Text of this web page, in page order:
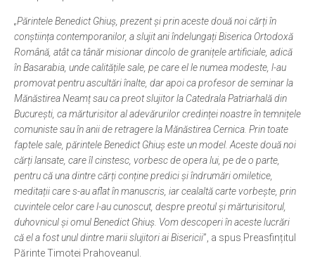
„Părintele Benedict Ghiuș, prezent și prin aceste două noi cărți în
conștiința contemporanilor, a slujit ani îndelungați Biserica Ortodoxă
Română, atât ca tânăr misionar dincolo de granițele artificiale, adică
în Basarabia, unde calitățile sale, pe care el le numea modeste, l-au
promovat pentru ascultări ­înalte, dar apoi ca profesor de seminar la
Mănăstirea Neamț sau ca preot slujitor la Catedrala Patriarhală din
București, ca mărturisitor al adevărurilor credinței noastre în temnițele
comuniste sau în anii de retragere la Mănăstirea Cernica. Prin toate
faptele sale, părintele Benedict Ghiuș este un model. Aceste două noi
cărți lansate, care îl cinstesc, vorbesc de opera lui, pe de o parte,
pentru că una dintre cărți conține predici și îndrumări omiletice,
meditații care s-au aflat în manuscris, iar cealaltă carte vorbește, prin
cuvintele celor care l-au cunoscut, despre preotul și mărturisitorul,
duhovnicul și omul Benedict Ghiuș. Vom descoperi în aceste lucrări
că el a fost unul dintre marii slujitori ai Bisericii”, a spus Preasfințitul
Părinte Timotei Prahoveanul.